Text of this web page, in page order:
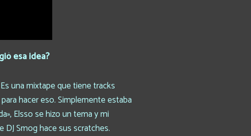
esa idea?
una mixtape que tiene tracks
hacer eso. Simplemente estaba
Elsso se hizo un tema y mi
Smog hace sus scratches.